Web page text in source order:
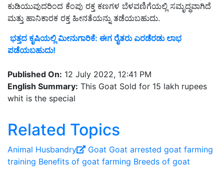
ಕುಡಿಯುವುದರಿಂದ ಕೆಂಪು ರಕ್ತ ಕಣಗಳ ಬೆಳವಣಿಗೆಯಲ್ಲಿ ಸಮೃದ್ಧವಾಗಿದೆ
ಮತ್ತು ಹಾನಿಕಾರಕ ರಕ್ತ ಹೀನತೆಯನ್ನು ತಡೆಯಬಹುದು.
ಭತ್ತದ ಕೃಷಿಯಲ್ಲಿ ಮೀನುಗಾರಿಕೆ: ಈಗ ರೈತರು ಎರಡೆರಡು ಲಾಭ
ಪಡೆಯಬಹುದು!
Published On: 12 July 2022, 12:41 PM
English Summary: This Goat Sold for 15 lakh rupees
whit is the special
Related Topics
Animal Husbandry Goat Goat arrested goat farming
training Benefits of goat farming Breeds of goat